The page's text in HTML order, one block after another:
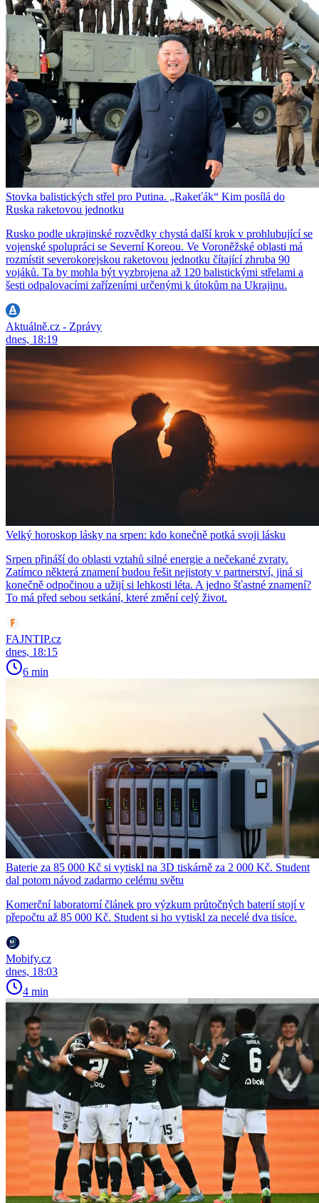
Stovka balistických střel pro Putina. „Rakeťák“ Kim posílá do
Ruska raketovou jednotku
Rusko podle ukrajinské rozvědky chystá další krok v prohlubující se
vojenské spolupráci se Severní Koreou. Ve Voroněžské oblasti má
rozmístit severokorejskou raketovou jednotku čítající zhruba 90
vojáků. Ta by mohla být vyzbrojena až 120 balistickými střelami a
šesti odpalovacími zařízeními určenými k útokům na Ukrajinu.
Aktuálně.cz - Zprávy
dnes, 18:19
Velký horoskop lásky na srpen: kdo konečně potká svoji lásku
Srpen přináší do oblasti vztahů silné energie a nečekané zvraty.
Zatímco některá znamení budou řešit nejistoty v partnerství, jiná si
konečně odpočinou a užijí si lehkosti léta. A jedno šťastné znamení?
To má před sebou setkání, které změní celý život.
FAJNTIP.cz
dnes, 18:15
6 min
Baterie za 85 000 Kč si vytiskl na 3D tiskárně za 2 000 Kč. Student
dal potom návod zadarmo celému světu
Komerční laboratorní článek pro výzkum průtočných baterií stojí v
přepočtu až 85 000 Kč. Student si ho vytiskl za necelé dva tisíce.
Mobify.cz
dnes, 18:03
4 min